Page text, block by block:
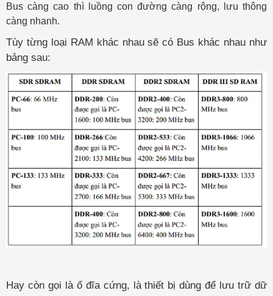
Bus càng cao thì luồng con đường càng rộng, lưu thông
càng nhanh.
Tùy từng loại RAM khác nhau sẽ có Bus khác nhau như
bảng sau:
Hay còn gọi là ổ đĩa cứng, là thiết bị dùng để lưu trữ dữ